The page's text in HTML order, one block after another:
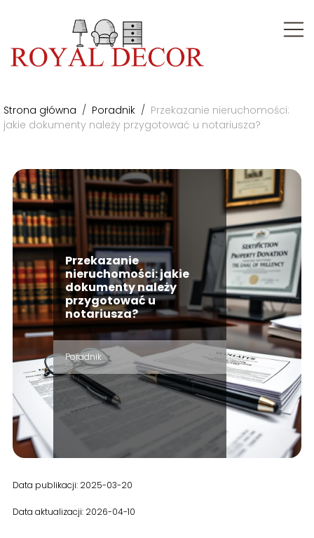
Strona główna / Poradnik / Przekazanie nieruchomości:
jakie dokumenty należy przygotować u notariusza?
Przekazanie
nieruchomości: jakie
dokumenty należy
przygotować u
notariusza?
Poradnik
Data publikacji: 2025-03-20
Data aktualizacji: 2026-04-10